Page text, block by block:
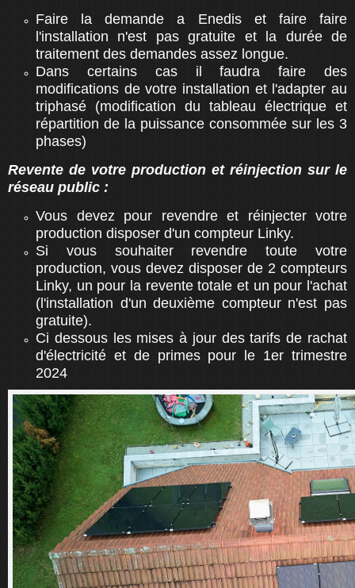
Faire la demande a Enedis et faire faire
l'installation n'est pas gratuite et la durée de
traitement des demandes assez longue.
Dans certains cas il faudra faire des
modifications de votre installation et l'adapter au
triphasé (modification du tableau électrique et
répartition de la puissance consommée sur les 3
phases)
Revente de votre production et réinjection sur le
réseau public :
Vous devez pour revendre et réinjecter votre
production disposer d'un compteur Linky.
Si vous souhaiter revendre toute votre
production, vous devez disposer de 2 compteurs
Linky, un pour la revente totale et un pour l'achat
(l'installation d'un deuxième compteur n'est pas
gratuite).
Ci dessous les mises à jour des tarifs de rachat
d'électricité et de primes pour le 1er trimestre
2024